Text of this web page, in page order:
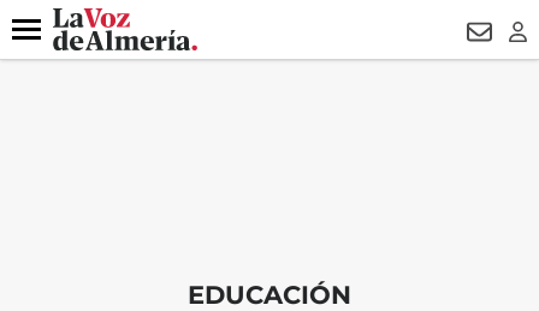
DESTACADO DRON UDA
Menú
EDUCACIÓN